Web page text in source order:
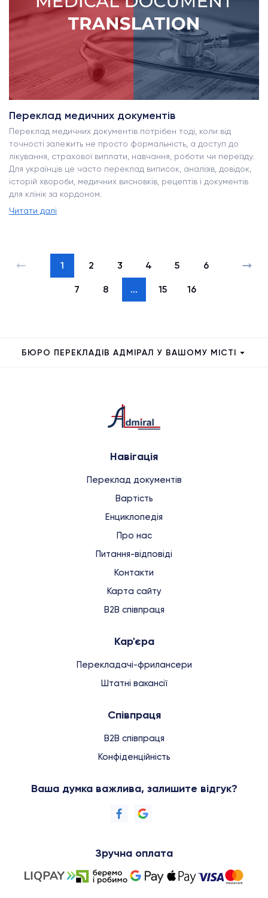
Переклад медичних документів
Переклад медичних документів потрібен тоді, коли від
точності залежить не просто формальність, а доступ до
лікування, страхової виплати, навчання, роботи чи переїзду.
Для українців це часто переклад виписок, аналізів, довідок,
історій хвороби, медичних висновків, рецептів і документів
для клінік за кордоном.
Читати далі
1 2 3 4 5 6
7 8 ... 15 16
БЮРО ПЕРЕКЛАДІВ АДМІРАЛ У ВАШОМУ МІСТІ
Навігація
Переклад документів
Вартість
Енциклопедія
Про нас
Питання-відповіді
Контакти
Карта сайту
B2B співпраця
Кар'єра
Перекладачі-фрилансери
Штатні вакансії
Співпраця
B2B співпраця
Конфіденційність
Ваша думка важлива, залишите відгук?
Зручна оплата